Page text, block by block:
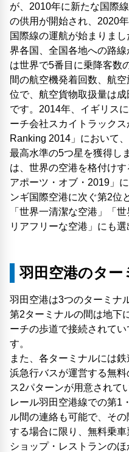
が、2010年に新たな国際
の供用が開始され、2020
国際線の運航が始まりま
界各国、全国各地への路
は世界で5番目に乗降客数
間の航空機発着回数、航
位で、航空貨物取扱量は
です。2014年、イギリス
ーチ会社スカイトラック
Ranking 2014」において
最高水準の5つ星を獲得し
は、世界の空港を格付け
アポーツ・オブ・2019」
ンギ国際空港に次ぐ第2位
「世界一清潔な空港」「
リアフリーな空港」にも選
羽田空港のター
羽田空港は3つのターミナ
第2ターミナルの間は地下
ーチの歩道で接続されて
す。
また、各ターミナルには
浜急行バスが運営する無
ス2パターンが用意されて
レール羽田空港線での第1
ル間の連絡も可能で、そ
する場合に限り、無料乗車
ショップ・レストランの